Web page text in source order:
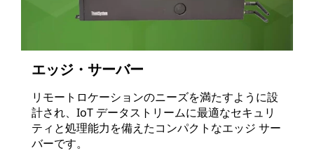
エッジ・サーバー
リモートロケーションのニーズを満たすように設
計され、IoT データストリームに最適なセキュリ
ティと処理能力を備えたコンパクトなエッジ サー
バーです。